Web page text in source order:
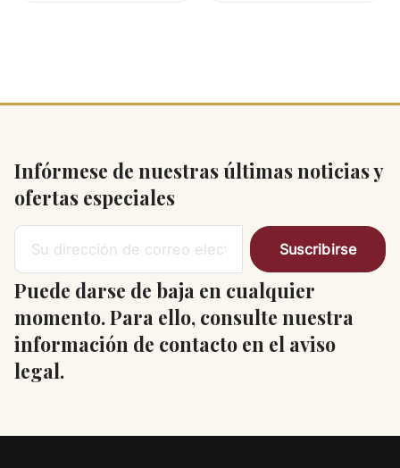
Infórmese de nuestras últimas noticias y
ofertas especiales
Puede darse de baja en cualquier
momento. Para ello, consulte nuestra
información de contacto en el aviso
legal.